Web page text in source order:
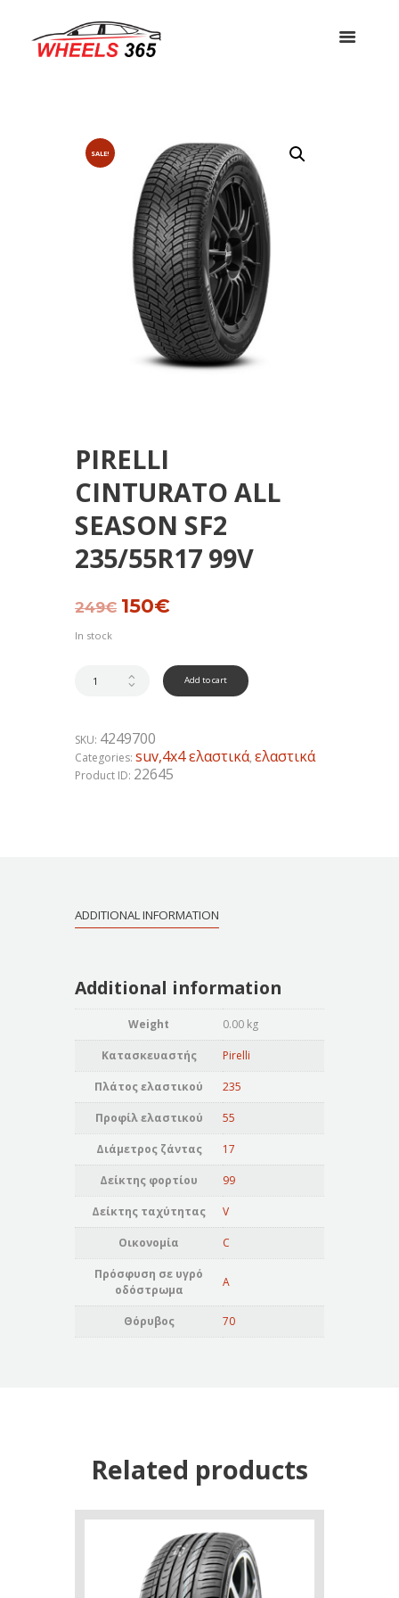
SALE!
PIRELLI
CINTURATO ALL
SEASON SF2
235/55R17 99V
249€ Original
150€Current
In stock
Add to cart
SKU: 4249700
Categories: suv,4x4 ελαστικά, ελαστικά
Product ID: 22645
ADDITIONAL INFORMATION
Additional information
Weight 0.00 kg
Κατασκευαστής Pirelli
Πλάτος ελαστικού 235
Προφίλ ελαστικού 55
Διάμετρος ζάντας 17
Δείκτης φορτίου 99
Δείκτης ταχύτητας V
Οικονομία C
Πρόσφυση σε υγρό
οδόστρωμα
A
Θόρυβος 70
Related products